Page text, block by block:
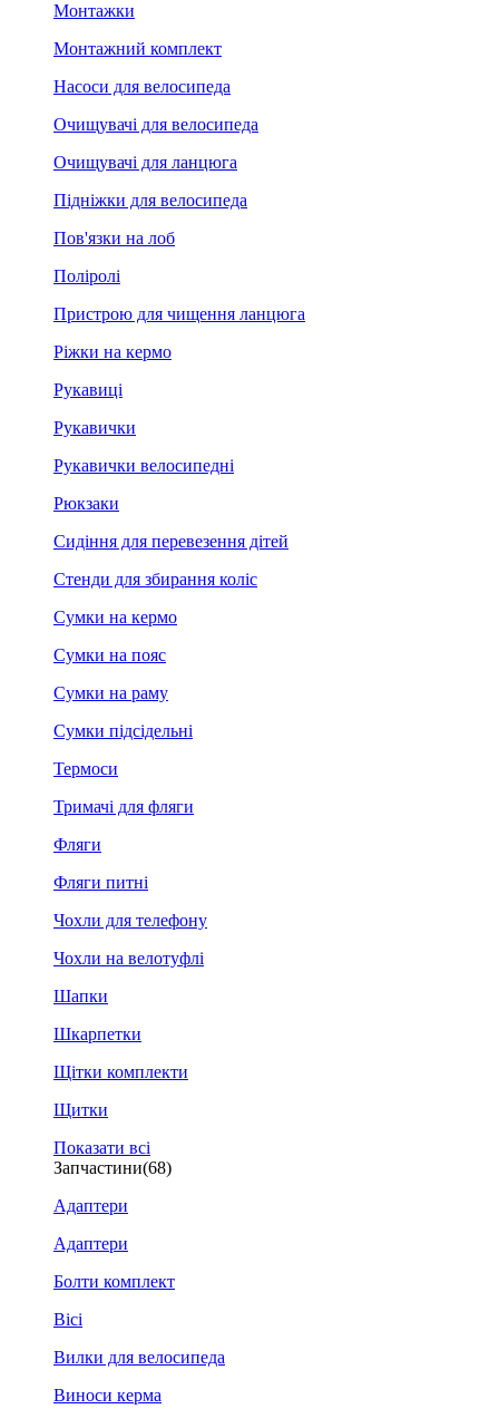
Монтажки
Монтажний комплект
Насоси для велосипеда
Очищувачі для велосипеда
Очищувачі для ланцюга
Підніжки для велосипеда
Пов'язки на лоб
Поліролі
Пристрою для чищення ланцюга
Ріжки на кермо
Рукавиці
Рукавички
Рукавички велосипедні
Рюкзаки
Сидіння для перевезення дітей
Стенди для збирання коліс
Сумки на кермо
Сумки на пояс
Сумки на раму
Сумки підсідельні
Термоси
Тримачі для фляги
Фляги
Фляги питні
Чохли для телефону
Чохли на велотуфлі
Шапки
Шкарпетки
Щітки комплекти
Щитки
Показати всі
Запчастини(68)
Адаптери
Адаптери
Болти комплект
Вісі
Вилки для велосипеда
Виноси керма